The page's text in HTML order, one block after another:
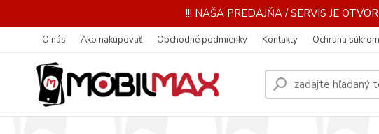
!!! NAŠA PREDAJŇA / SERVIS JE
O nás Ako nakupovať Obchodné podmienky Kontakty Ochrana